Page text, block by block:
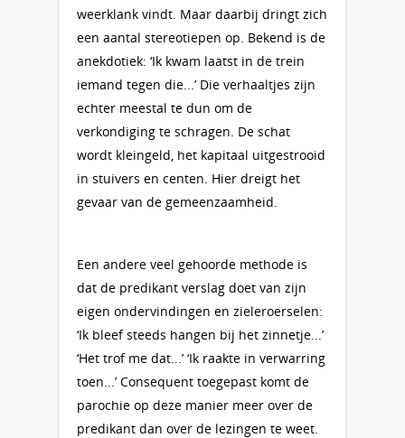
weerklank vindt. Maar daarbij dringt zich
een aantal stereotiepen op. Bekend is de
anekdotiek: ‘Ik kwam laatst in de trein
iemand tegen die...’ Die verhaaltjes zijn
echter meestal te dun om de
verkondiging te schragen. De schat
wordt kleingeld, het kapitaal uitgestrooid
in stuivers en centen. Hier dreigt het
gevaar van de gemeenzaamheid.
Een andere veel gehoorde methode is
dat de predikant verslag doet van zijn
eigen ondervindingen en zieleroerselen:
‘Ik bleef steeds hangen bij het zinnetje...’
‘Het trof me dat...’ ‘Ik raakte in verwarring
toen...’ Consequent toegepast komt de
parochie op deze manier meer over de
predikant dan over de lezingen te weet.